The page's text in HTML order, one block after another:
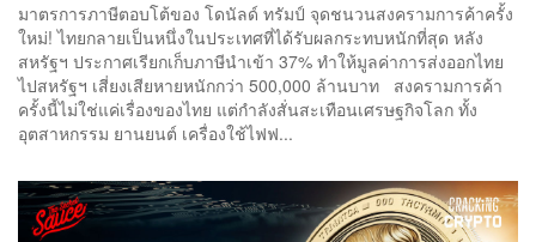
มาตรการภาษีตอบโต้ของ โดนัลด์ ทรัมป์ จุดชนวนสงครามการค้าครั้ง
ใหม่! ไทยกลายเป็นหนึ่งในประเทศที่ได้รับผลกระทบหนักที่สุด หลัง
สหรัฐฯ ประกาศเรียกเก็บภาษีนำเข้า 37% ทำให้มูลค่าการส่งออกไทย
ไปสหรัฐฯ เสี่ยงเสียหายหนักกว่า 500,000 ล้านบาท สงครามการค้า
ครั้งนี้ไม่ใช่แค่เรื่องของไทย แต่กำลังสั่นสะเทือนเศรษฐกิจโลก ทั้ง
อุตสาหกรรม ยานยนต์ เครื่องใช้ไฟฟ...